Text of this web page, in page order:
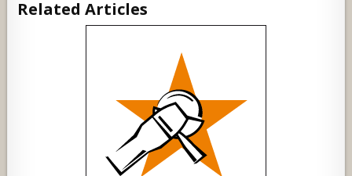
Related Articles